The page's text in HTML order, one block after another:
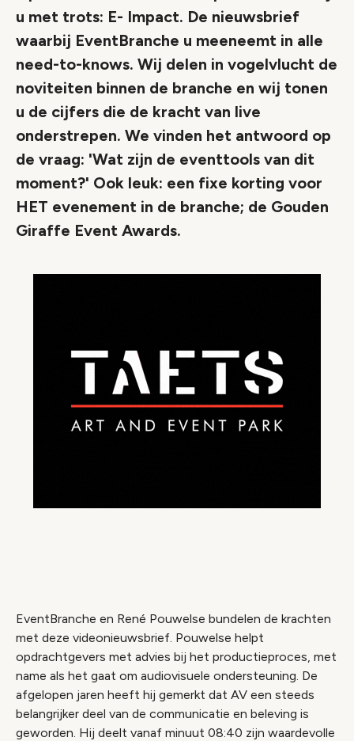
u met trots: E- Impact. De nieuwsbrief
waarbij EventBranche u meeneemt in alle
need-to-knows. Wij delen in vogelvlucht de
noviteiten binnen de branche en wij tonen
u de cijfers die de kracht van live
onderstrepen. We vinden het antwoord op
de vraag: 'Wat zijn de eventtools van dit
moment?' Ook leuk: een fixe korting voor
HET evenement in de branche; de Gouden
Giraffe Event Awards.
Wijzig cookie instellingen
EventBranche en René Pouwelse bundelen de krachten
met deze videonieuwsbrief. Pouwelse helpt
opdrachtgevers met advies bij het productieproces, met
name als het gaat om audiovisuele ondersteuning. De
afgelopen jaren heeft hij gemerkt dat AV een steeds
belangrijker deel van de communicatie en beleving is
geworden. Hij deelt vanaf minuut 08:40 zijn waardevolle